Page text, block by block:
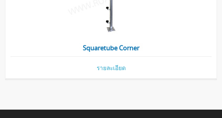
Squaretube Corner
รายละเอียด